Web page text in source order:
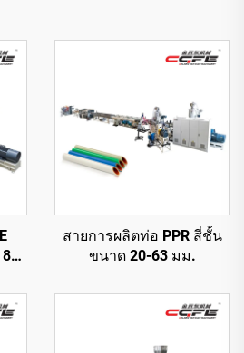
สายการผลิตท่อ PPR สี่ชั้น
ขนาด 20-63 มม.